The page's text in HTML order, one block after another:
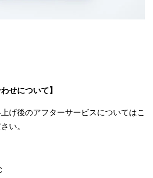
せについて】
げ後のアフターサービスについてはこ
い。